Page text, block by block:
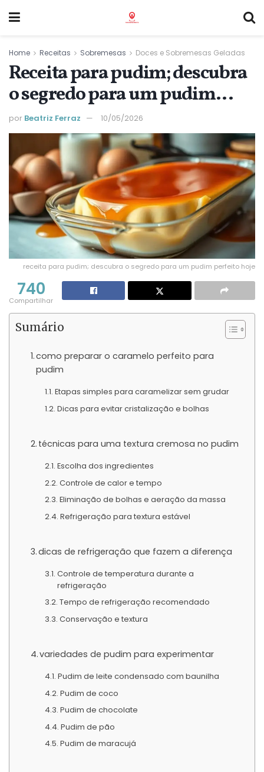
Home Receitas Sobremesas Doces e Sobremesas Geladas
Receita para pudim; descubra
o segredo para um pudim
perfeito hoje
por Beatriz Ferraz 10/05/2026
receita para pudim; descubra o segredo para um pudim perfeito hoje
740
Compartilhar
Sumário
como preparar o caramelo perfeito para
pudim
Etapas simples para caramelizar sem grudar
Dicas para evitar cristalização e bolhas
técnicas para uma textura cremosa no pudim
Escolha dos ingredientes
Controle de calor e tempo
Eliminação de bolhas e aeração da massa
Refrigeração para textura estável
dicas de refrigeração que fazem a diferença
Controle de temperatura durante a
refrigeração
Tempo de refrigeração recomendado
Conservação e textura
variedades de pudim para experimentar
Pudim de leite condensado com baunilha
Pudim de coco
Pudim de chocolate
Pudim de pão
Pudim de maracujá